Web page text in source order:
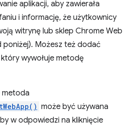
aplikacji, aby zawierała
i informację, że użytkownicy
witrynę lub sklep Chrome Web
poniżej). Możesz też dodać
wywołuje metodę
metoda
może być używana
w odpowiedzi na kliknięcie